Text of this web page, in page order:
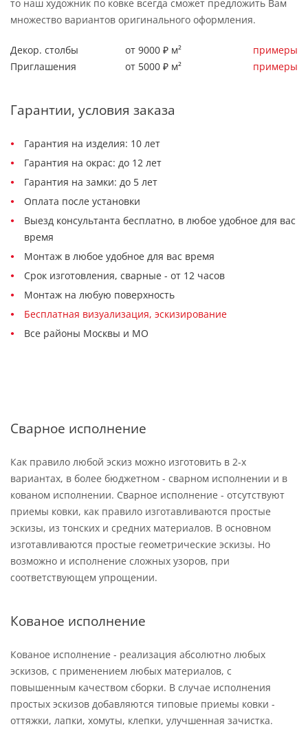
то наш художник по ковке всегда сможет предложить Вам
множество вариантов оригинального оформления.
Декор. столбы от 9000 ₽ м²
примеры
Приглашения
от 5000 ₽ м² примеры
Гарантии, условия заказа
Гарантия на изделия: 10 лет
Гарантия на окрас: до 12 лет
Гарантия на замки: до 5 лет
Оплата после установки
Выезд консультанта бесплатно, в любое удобное для вас
время
Монтаж в любое удобное для вас время
Срок изготовления, сварные - от 12 часов
Монтаж на любую поверхность
Бесплатная визуализация, эскизирование
Все районы Москвы и МО
Сварное исполнение
Как правило любой эскиз можно изготовить в 2-х
вариантах, в более бюджетном - сварном исполнении и в
кованом исполнении. Сварное исполнение - отсутствуют
приемы ковки, как правило изготавливаются простые
эскизы, из тонских и средних материалов. В основном
изготавливаются простые геометрические эскизы. Но
возможно и исполнение сложных узоров, при
соответствующем упрощении.
Кованое исполнение
Кованое исполнение - реализация абсолютно любых
эскизов, с применением любых материалов, с
повышенным качеством сборки. В случае исполнения
простых эскизов добавляются типовые приемы ковки -
оттяжки, лапки, хомуты, клепки, улучшенная зачистка.